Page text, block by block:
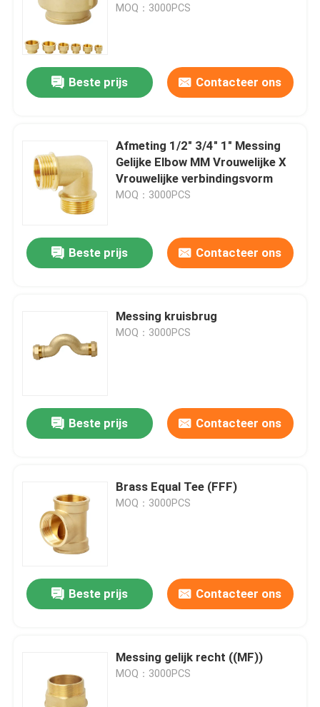
Producten
Over ons
Kwaliteitscontrole
Vraag een offerte aan
Messingskleppen
MOQ：3000PCS
Beste prijs Contacteer ons
Afmeting 1/2" 3/4" 1" Messing
Gelijke Elbow MM Vrouwelijke X
Vrouwelijke verbindingsvorm
MOQ：3000PCS
Beste prijs Contacteer ons
Messing kruisbrug
MOQ：3000PCS
Beste prijs Contacteer ons
Brass Equal Tee (FFF)
MOQ：3000PCS
Beste prijs Contacteer ons
Messing gelijk recht ((MF))
MOQ：3000PCS